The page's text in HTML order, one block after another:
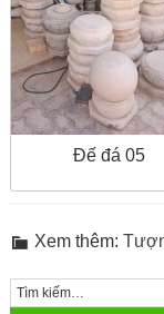
Đế đá 05
Xem thêm: